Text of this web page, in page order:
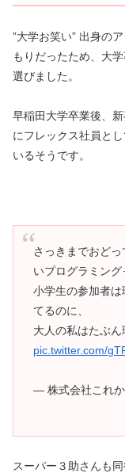
”大学お笑い” 出身の
もりだったため、大
選びました。
早稲田大学卒業後、
にフレックス社員と
いるそうです。
さっきまでおど
いプログラミン
小学生の参加者
てるのに、
大人の私はたぶ
pic.twitter.com/
— 株式会社これ
スーパー３助さんも